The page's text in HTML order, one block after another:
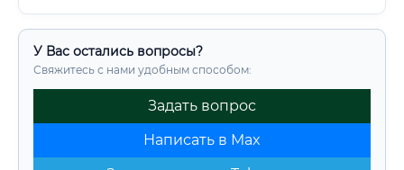
У Вас остались вопросы?
Свяжитесь с нами удобным способом:
Задать вопрос
Написать в Max